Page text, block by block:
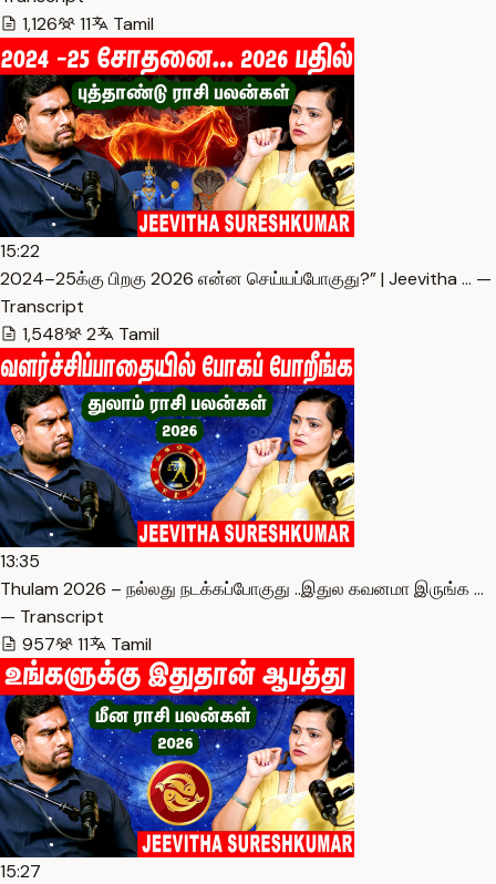
1,126
11 Tamil
15:22
2024–25க்கு பிறகு 2026 என்ன செய்யப்போகுது?” | Jeevitha … —
Transcript
1,548
2 Tamil
13:35
Thulam 2026 – நல்லது நடக்கப்போகுது ..இதுல கவனமா இருங்க …
— Transcript
957
11 Tamil
15:27